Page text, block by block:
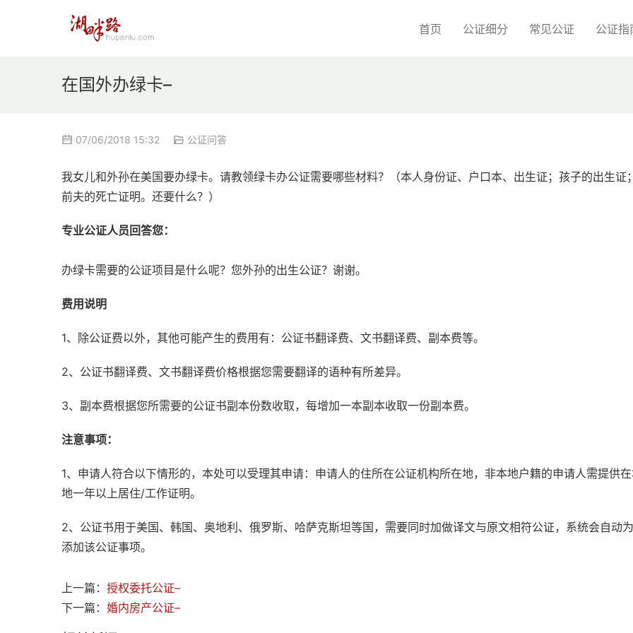
首页 公证细分 常见公证 公证指
在国外办绿卡–
07/06/2018 15:32 公证问答
我女儿和外孙在美国要办绿卡。请教领绿卡办公证需要哪些材料？（本人身份证、户口本、出生证；孩子的出生证
前夫的死亡证明。还要什么？）
专业公证人员回答您：
办绿卡需要的公证项目是什么呢？您外孙的出生公证？谢谢。
费用说明
1、除公证费以外，其他可能产生的费用有：公证书翻译费、文书翻译费、副本费等。
2、公证书翻译费、文书翻译费价格根据您需要翻译的语种有所差异。
3、副本费根据您所需要的公证书副本份数收取，每增加一本副本收取一份副本费。
注意事项：
1、申请人符合以下情形的，本处可以受理其申请：申请人的住所在公证机构所在地，非本地户籍的申请人需提供
地一年以上居住/工作证明。
2、公证书用于美国、韩国、奥地利、俄罗斯、哈萨克斯坦等国，需要同时加做译文与原文相符公证，系统会自动
添加该公证事项。
上一篇： 授权委托公证–
下一篇： 婚内房产公证–